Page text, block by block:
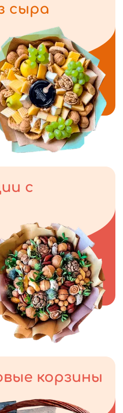
сыра
с
корзины